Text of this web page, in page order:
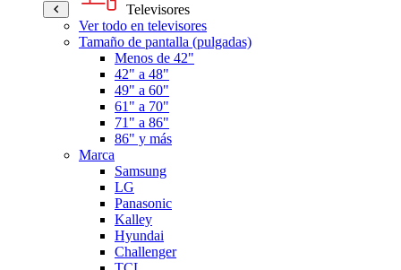
Televisores
Ver todo en televisores
Tamaño de pantalla (pulgadas)
Menos de 42"
42" a 48"
49" a 60"
61" a 70"
71" a 86"
86" y más
Marca
Samsung
LG
Panasonic
Kalley
Hyundai
Challenger